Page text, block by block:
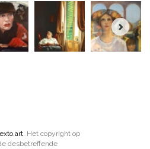
. Het copyright op
desbetreffende